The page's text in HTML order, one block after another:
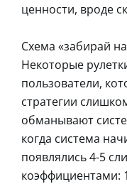
ценности, вроде
Схема «забирай
Некоторые
пользователи,
стратегии
обманывают
когда система
появлялись 4-5
коэффициентами: